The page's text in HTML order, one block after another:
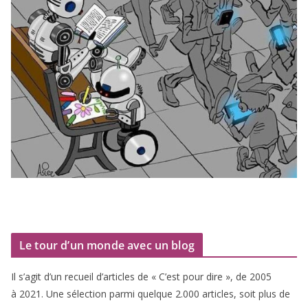
Le tour d’un monde avec un blog
Il s’agit d’un recueil d’ar­ticles de « C’est pour dire », de 2005
à 2021 . Une sélec­tion par­mi quelque 2.000 articles, soit plus de